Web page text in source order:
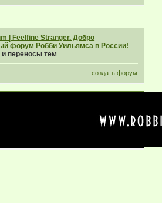
| Feelfine Stranger. Добро
форум Робби Уильямса в России!
и переносы тем
создать форум